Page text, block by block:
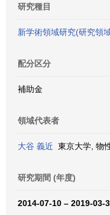
研究種目
新学術領域研究(研究領
配分区分
補助金
領域代表者
大谷 義近 東京大学, 物
研究期間 (年度)
2014-07-10 – 2019-03-